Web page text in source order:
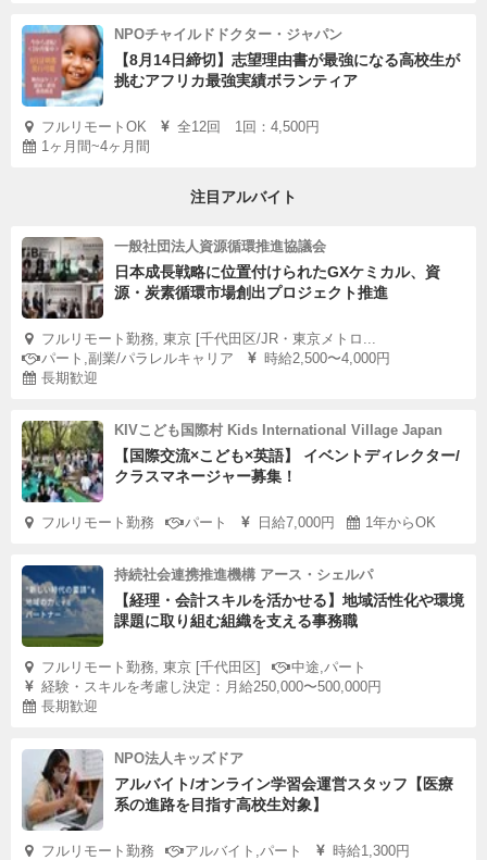
NPOチャイルドドクター・ジャパン
【8月14日締切】志望理由書が最強になる高校生が
挑むアフリカ最強実績ボランティア
フルリモートOK
全12回 1回：4,500円
1ヶ月間~4ヶ月間
注目アルバイト
一般社団法人資源循環推進協議会
日本成長戦略に位置付けられたGXケミカル、資
源・炭素循環市場創出プロジェクト推進
フルリモート勤務, 東京 [千代田区/JR・東京メトロ...
パート,副業/パラレルキャリア
時給2,500〜4,000円
長期歓迎
KIVこども国際村 Kids International Village Japan
【国際交流×こども×英語】 イベントディレクター/
クラスマネージャー募集！
フルリモート勤務 パート 日給7,000円 1年からOK
持続社会連携推進機構 アース・シェルパ
【経理・会計スキルを活かせる】地域活性化や環境
課題に取り組む組織を支える事務職
フルリモート勤務, 東京 [千代田区]
中途,パート
経験・スキルを考慮し決定：月給250,000〜500,000円
長期歓迎
NPO法人キッズドア
アルバイト/オンライン学習会運営スタッフ【医療
系の進路を目指す高校生対象】
フルリモート勤務 アルバイト,パート
時給1,300円